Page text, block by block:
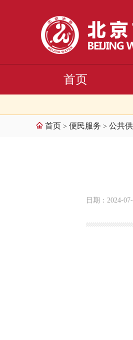
首页
首页 > 便民服务 > 公共
日期：2024-